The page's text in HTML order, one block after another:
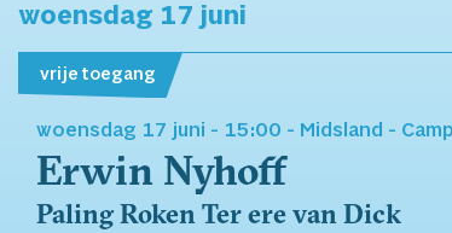
woensdag 17 juni
vrije toegang
woensdag 17 juni - 15:00 - Midsland -
Erwin Nyhoff
Paling Roken Ter ere van Dick